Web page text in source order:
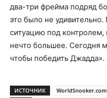
два-три фрейма подряд
это было не
ситуацию под
нечто большее. Сегодня
чтобы победить Джадда».
ИСТОЧНИК
WorldSnooker.com